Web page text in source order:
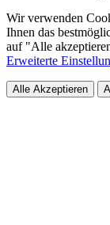
Wir verwenden
Ihnen das
auf "Alle
Erweiterte
Alle Akzeptieren